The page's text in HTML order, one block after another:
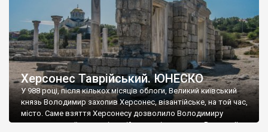
Херсонес Таврійський. ЮНЕСКО
У 988 році, після кількох місяців облоги, Великий київський
князь Володимир захопив Херсонес, візантійське, на той час,
місто. Саме взяття Херсонесу дозволило Володимиру
диктувати свої умови візантійському імператору Василю ІІ, та